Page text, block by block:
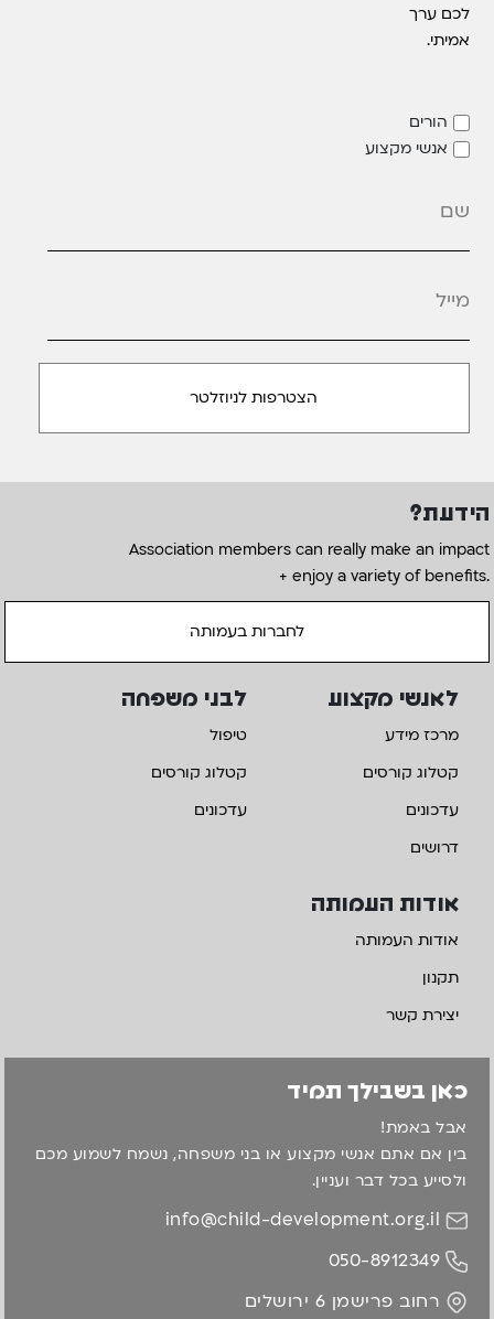
לכם ערך
אמיתי.
הורים
אנשי מקצוע
הידעת?
Association members can really make an impact
+ enjoy a variety of benefits.
לחברות בעמותה
אודות העמותה
אודות העמותה
תקנון
יצירת קשר
לאנשי מקצוע
מרכז מידע
קטלוג קורסים
עדכונים
דרושים
לבני משפחה
טיפול
קטלוג קורסים
עדכונים
כאן בשבילך תמיד
אבל באמת!
בין אם אתם אנשי מקצוע או בני משפחה, נשמח לשמוע מכם
ולסייע בכל דבר ועניין.
info@child-development.org.il
050-8912349
רחוב פרישמן 6 ירושלים